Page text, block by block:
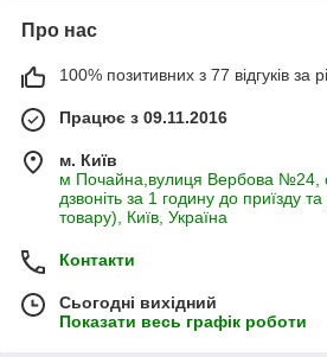
Про нас
100% позитивних з 77 відгуків за
Працює з 09.11.2016
м. Київ
м Почайна,вулиця Вербова №24,
дзвоніть за 1 годину до приїзду
товару), Київ, Україна
Контакти
Сьогодні вихідний
Показати весь графік роботи